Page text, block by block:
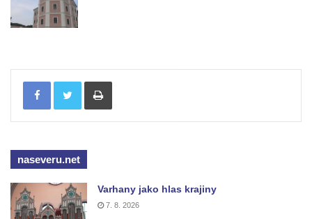
Tisknout
naseveru.net
Varhany jako hlas krajiny
7. 8. 2026